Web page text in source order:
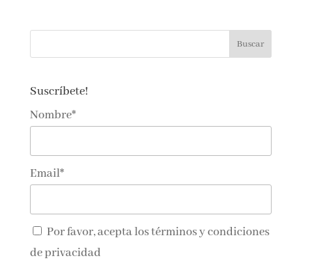
Suscríbete!
Nombre*
Email*
Por favor, acepta lostérminos y condiciones
de privacidad